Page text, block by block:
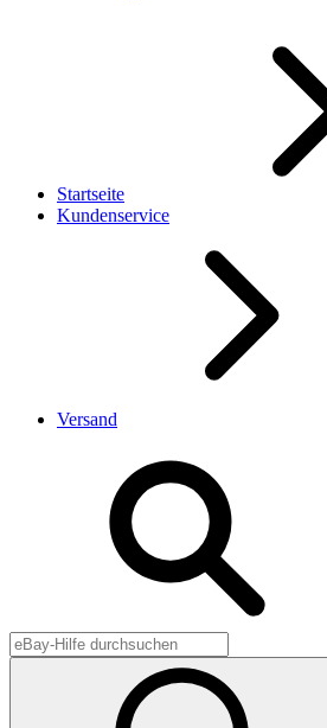
Startseite
Kundenservice
Versand